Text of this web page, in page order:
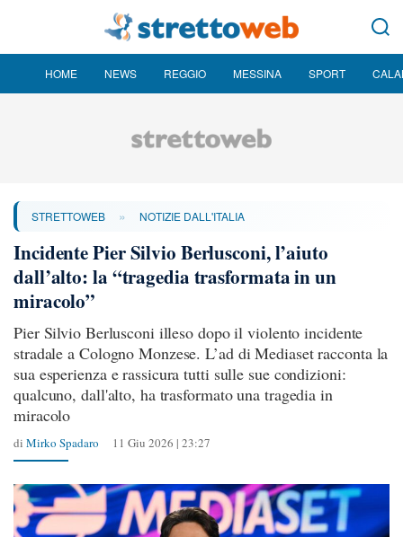
HOME NEWS REGGIO MESSINA SPORT
STRETTOWEB » NOTIZIE DALL'ITALIA
Incidente Pier Silvio Berlusconi, l’aiuto
dall’alto: la “tragedia trasformata in un
miracolo”
Pier Silvio Berlusconi illeso dopo il violento incidente
stradale a Cologno Monzese. L’ad di Mediaset racconta la
sua esperienza e rassicura tutti sulle sue condizioni:
qualcuno, dall'alto, ha trasformato una tragedia in
miracolo
di Mirko Spadaro 11 Giu 2026 | 23:27